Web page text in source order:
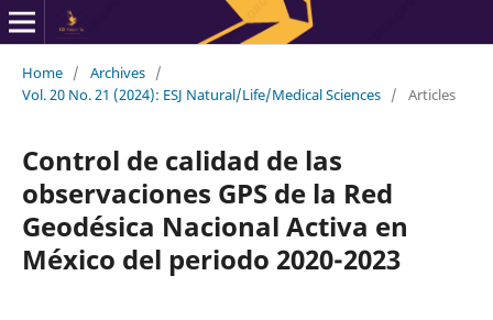
Home / Archives /
Vol. 20 No. 21 (2024): ESJ Natural/Life/Medical Sciences / Articles
Control de calidad de las
observaciones GPS de la Red
Geodésica Nacional Activa en
México del periodo 2020-2023